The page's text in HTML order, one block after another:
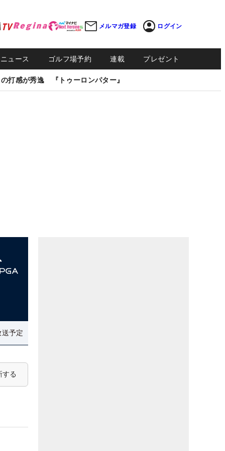
メルマガ登録 ログイン
ュース ゴルフ場予約 連載 プレゼント
打感が秀逸 『トゥーロンパター』
予定
する